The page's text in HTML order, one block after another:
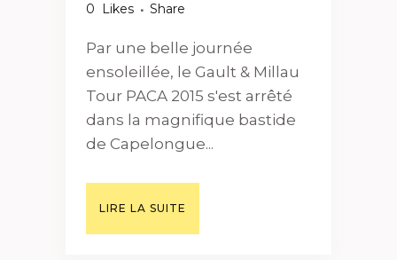
0
Likes Share
Par une belle journée
ensoleillée, le Gault & Millau
Tour PACA 2015 s'est arrêté
dans la magnifique bastide
de Capelongue...
LIRE LA SUITE